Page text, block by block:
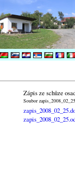
Zápis ze schůze
Soubor